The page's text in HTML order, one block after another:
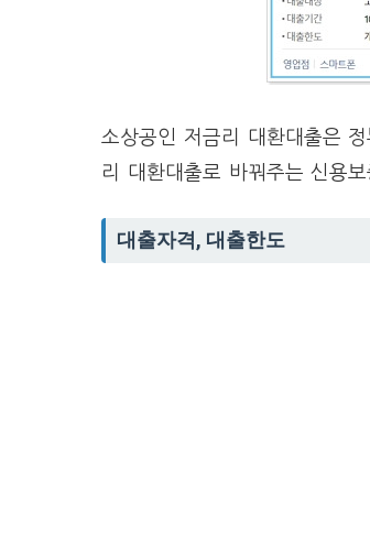
소상공인 저금리 대환대출은
리 대환대출로 바꿔주는 신용
대출자격, 대출한도